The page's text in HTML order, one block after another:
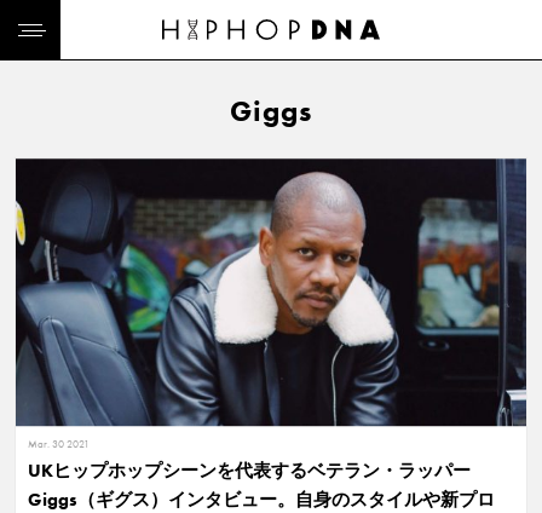
Giggs
Mar. 30 2021
UKヒップホップシーンを代表するベテラン・ラッパー
Giggs（ギグス）インタビュー。自身のスタイルや新プロ